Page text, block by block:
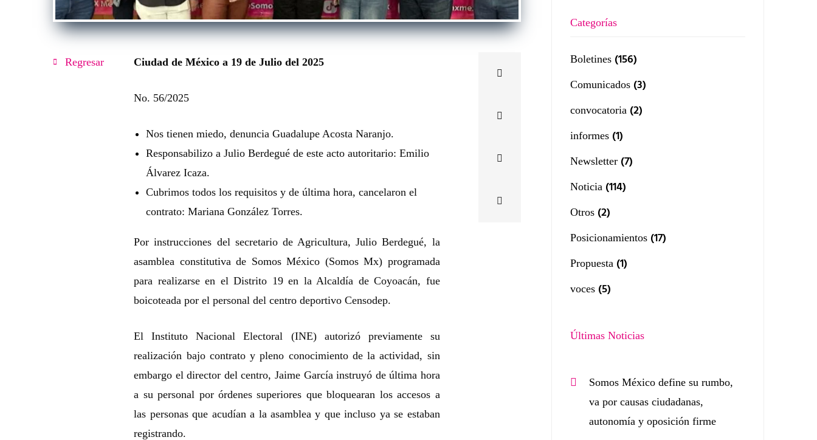
Regresar Ciudad de México a 19 de Julio del 2025
No. 56/2025
Nos tienen miedo, denuncia Guadalupe Acosta Naranjo.
Responsabilizo a Julio Berdegué de este acto autoritario: Emilio
Álvarez Icaza.
Cubrimos todos los requisitos y de última hora, cancelaron el
contrato: Mariana González Torres.
Por instrucciones del secretario de Agricultura, Julio Berdegué, la
asamblea constitutiva de Somos México (Somos Mx) programada
para realizarse en el Distrito 19 en la Alcaldía de Coyoacán, fue
boicoteada por el personal del centro deportivo Censodep.
El Instituto Nacional Electoral (INE) autorizó previamente su
realización bajo contrato y pleno conocimiento de la actividad, sin
embargo el director del centro, Jaime García instruyó de última hora
a su personal por órdenes superiores que bloquearan los accesos a
las personas que acudían a la asamblea y que incluso ya se estaban
registrando.
Categorías
Boletines (156)
Comunicados (3)
convocatoria (2)
informes (1)
Newsletter (7)
Noticia (114)
Otros (2)
Posicionamientos (17)
Propuesta (1)
voces (5)
Últimas Noticias
Somos México define su rumbo,
va por causas ciudadanas,
autonomía y oposición firme